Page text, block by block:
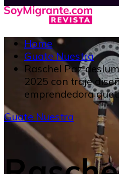
Home
Guate Nuestra
Raschel Paz
2025 con traje
emprendedora
Guate Nuestra